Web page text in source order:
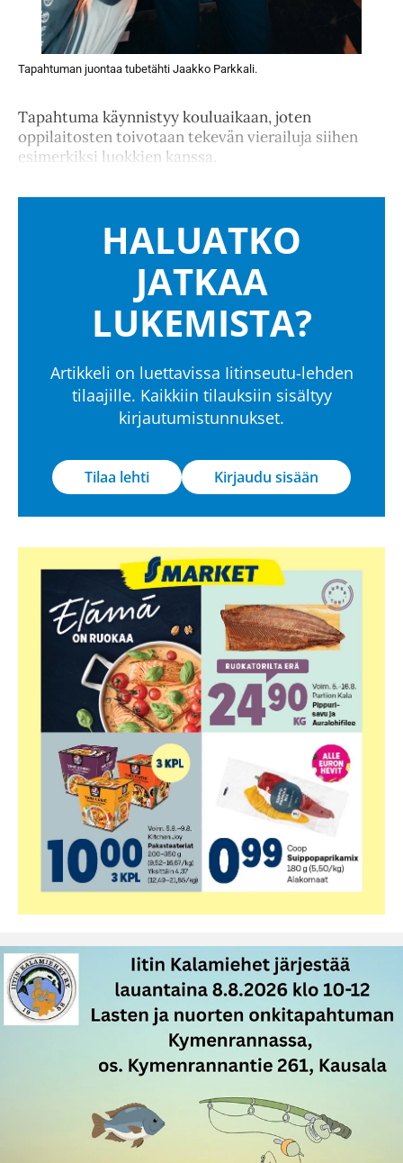
Tapahtuman juontaa tubetähti Jaakko Parkkali.
Tapahtuma käynnistyy kouluaikaan, joten
oppilaitosten toivotaan tekevän vierailuja siihen
esimerkiksi luokkien kanssa.
HALUATKO
JATKAA
LUKEMISTA?
Artikkeli on luettavissa Iitinseutu-lehden
tilaajille. Kaikkiin tilauksiin sisältyy
kirjautumistunnukset.
Tilaa lehti Kirjaudu sisään